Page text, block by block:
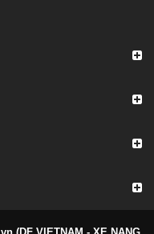
(DF VIETNAM - XE NANG